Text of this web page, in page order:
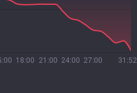
18:00 21:00 24:00 27:00 31:52